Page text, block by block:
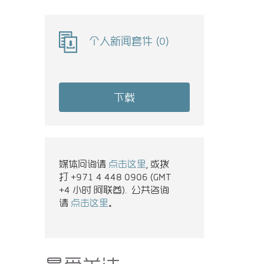
个人新闻套件 (0)
下载
媒体问询请 点击这里
, 或拨
打 +971 4 448 0906 (GMT
+4 小时 阿联酋). 公共咨询
请 点击这里